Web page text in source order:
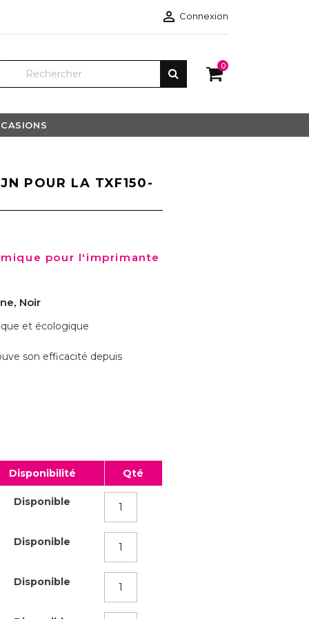
 Connexion
0
POUR LA TXF150-
pour l'imprimante
Noir
et écologique
son efficacité depuis
Disponibilité Qté
Disponible
Disponible
Disponible